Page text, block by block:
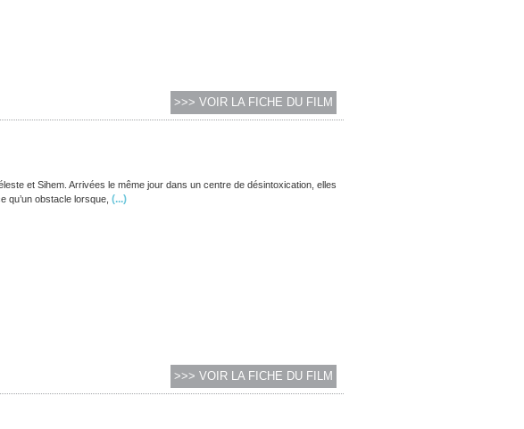
>>> VOIR LA FICHE DU FILM
et Sihem. Arrivées le même jour dans un centre de désintoxication, elles
qu’un obstacle lorsque, (...)
>>> VOIR LA FICHE DU FILM